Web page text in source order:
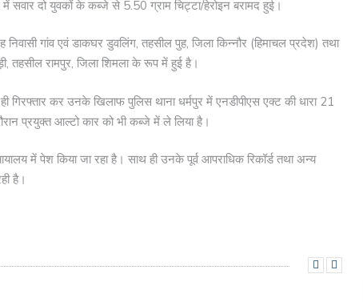
सवार दो युवकों के कब्जे से 5.50 ग्राम चिट्टा/हेरोइन बरामद हुई।
निवासी गांव एवं डाकघर डुवलिंग, तहसील पुह, जिला किन्नौर (हिमाचल प्रदेश) तथा
तहसील रामपुर, जिला शिमला के रूप में हुई है।
गिरफ्तार कर उनके खिलाफ पुलिस थाना धर्मपुर में एनडीपीएस एक्ट की धारा 21
प्रयुक्त आल्टो कार को भी कब्जे में ले लिया है।
में पेश किया जा रहा है। साथ ही उनके पूर्व आपराधिक रिकॉर्ड तथा अन्य
है।